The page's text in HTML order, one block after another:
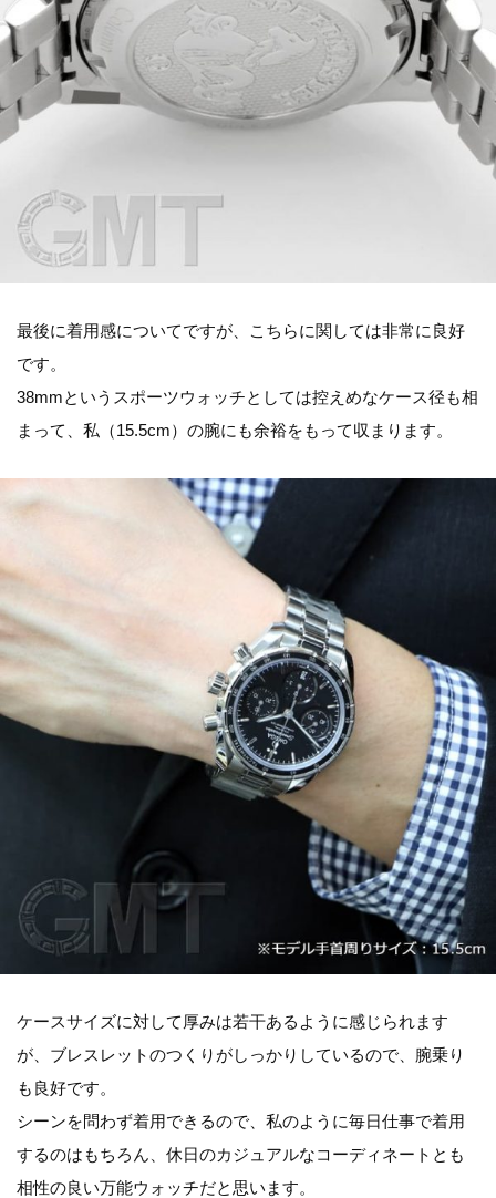
最後に着用感についてですが、こちらに関しては非常に良好
です。
38mmというスポーツウォッチとしては控えめなケース径も相
まって、私（15.5cm）の腕にも余裕をもって収まります。
ケースサイズに対して厚みは若干あるように感じられます
が、ブレスレットのつくりがしっかりしているので、腕乗り
も良好です。
シーンを問わず着用できるので、私のように毎日仕事で着用
するのはもちろん、休日のカジュアルなコーディネートとも
相性の良い万能ウォッチだと思います。